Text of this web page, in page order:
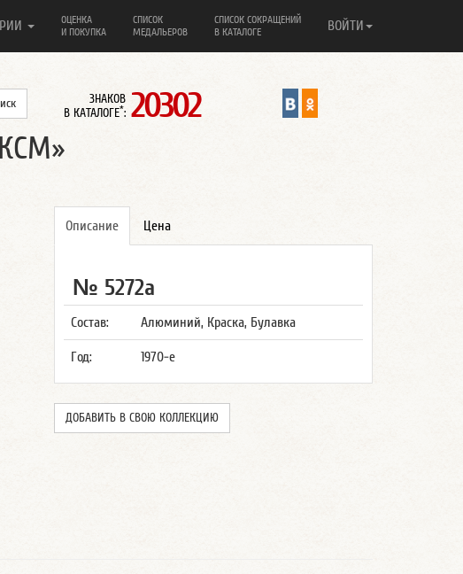
ОЦЕНКА
И ПОКУПКА
СПИСОК
МЕДАЛЬЕРОВ
СПИСОК СОКРАЩЕНИЙ
В КАТАЛОГЕ
ВОЙТИ
ЗНАКОВ
В КАТАЛОГЕ*: 20302
Описание Цена
№ 5272а
Состав: Алюминий, Краска, Булавка
Год: 1970-е
ДОБАВИТЬ В СВОЮ КОЛЛЕКЦИЮ